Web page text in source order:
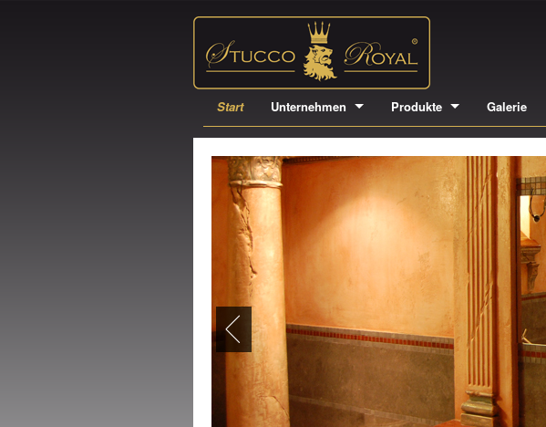
Start Unternehmen Produkte Galerie